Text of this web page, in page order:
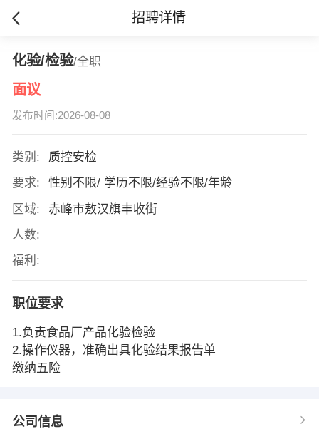
招聘详情
化验/检验/全职
面议
发布时间:2026-08-08
类别:
质控安检
要求:
性别不限/ 学历不限/经验不限/年龄
区域:
赤峰市敖汉旗丰收街
人数:
福利:
职位要求
1.负责食品厂产品化验检验
2.操作仪器，准确出具化验结果报告单
缴纳五险
公司信息